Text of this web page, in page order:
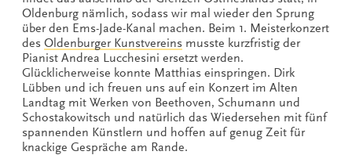
Oldenburg nämlich, sodass wir mal wieder den Sprung
über den Ems-Jade-Kanal machen. Beim 1. Meisterkonzert
des Oldenburger Kunstvereins musste kurzfristig der
Pianist Andrea Lucchesini ersetzt werden.
Glücklicherweise konnte Matthias einspringen. Dirk
Lübben und ich freuen uns auf ein Konzert im Alten
Landtag mit Werken von Beethoven, Schumann und
Schostakowitsch und natürlich das Wiedersehen mit fünf
spannenden Künstlern und hoffen auf genug Zeit für
knackige Gespräche am Rande.